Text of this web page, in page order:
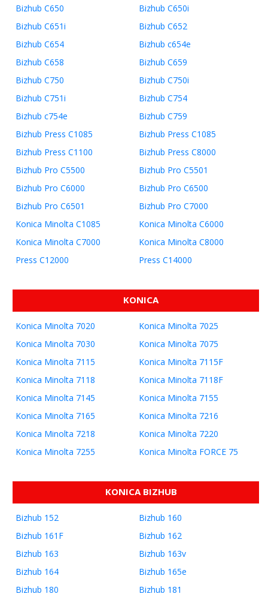
Bizhub C650
Bizhub C650i
Bizhub C651i
Bizhub C652
Bizhub C654
Bizhub c654e
Bizhub C658
Bizhub C659
Bizhub C750
Bizhub C750i
Bizhub C751i
Bizhub C754
Bizhub c754e
Bizhub C759
Bizhub Press C1085
Bizhub Press C1085
Bizhub Press C1100
Bizhub Press C8000
Bizhub Pro C5500
Bizhub Pro C5501
Bizhub Pro C6000
Bizhub Pro C6500
Bizhub Pro C6501
Bizhub Pro C7000
Konica Minolta C1085
Konica Minolta C6000
Konica Minolta C7000
Konica Minolta C8000
Press C12000
Press C14000
KONICA
Konica Minolta 7020
Konica Minolta 7025
Konica Minolta 7030
Konica Minolta 7075
Konica Minolta 7115
Konica Minolta 7115F
Konica Minolta 7118
Konica Minolta 7118F
Konica Minolta 7145
Konica Minolta 7155
Konica Minolta 7165
Konica Minolta 7216
Konica Minolta 7218
Konica Minolta 7220
Konica Minolta 7255
Konica Minolta FORCE 75
KONICA BIZHUB
Bizhub 152
Bizhub 160
Bizhub 161F
Bizhub 162
Bizhub 163
Bizhub 163v
Bizhub 164
Bizhub 165e
Bizhub 180
Bizhub 181